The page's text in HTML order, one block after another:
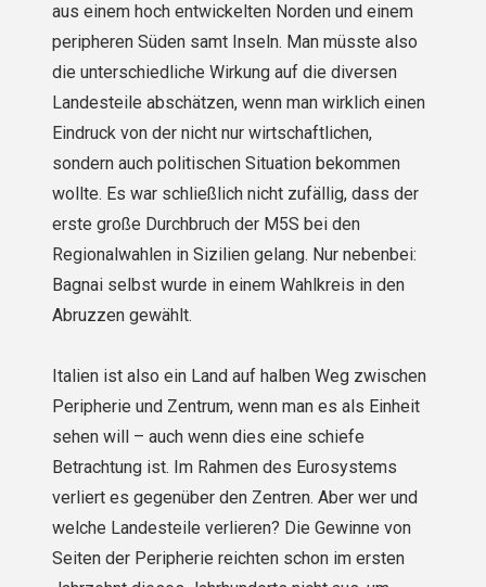
aus einem hoch entwickelten Norden und einem
peripheren Süden samt Inseln. Man müsste also
die unterschiedliche Wirkung auf die diversen
Landesteile abschätzen, wenn man wirklich einen
Eindruck von der nicht nur wirtschaftlichen,
sondern auch politischen Situation bekommen
wollte. Es war schließlich nicht zufällig, dass der
erste große Durchbruch der M5S bei den
Regionalwahlen in Sizilien gelang. Nur nebenbei:
Bagnai selbst wurde in einem Wahlkreis in den
Abruzzen gewählt.
Italien ist also ein Land auf halben Weg zwischen
Peripherie und Zentrum, wenn man es als Einheit
sehen will – auch wenn dies eine schiefe
Betrachtung ist. Im Rahmen des Eurosys­tems
verliert es gegenüber den Zentren. Aber wer und
welche Landesteile verlieren? Die Gewinne von
Seiten der Peripherie reichten schon im ersten